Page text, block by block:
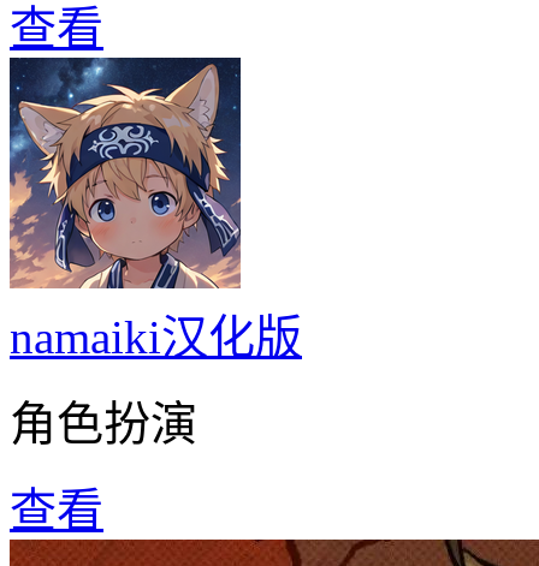
查看
namaiki汉化版
角色扮演
查看